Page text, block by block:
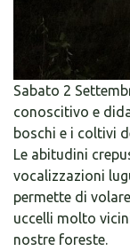
Sabato 2
conoscitivo e
boschi e i coltivi
Le abitudini
vocalizzazioni
permette di
uccelli molto
nostre foreste.